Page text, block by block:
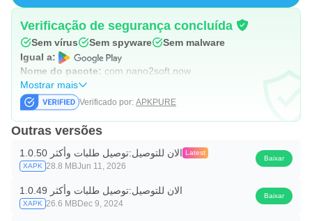
Verificação de segurança concluída
Sem vírus Sem spyware
Sem malware
Igual a:
Nome do pacote: com.nano2soft.now
Mostrar mais
Verificado por: APKPURE
Outras versões
الان للتوصيل:توصيل طلبات وأكثر 1.0.50 Latest
XAPK
28.8 MBJun 11, 2026
Baixar
الان للتوصيل:توصيل طلبات وأكثر 1.0.49
XAPK 26.6 MBDec 9, 2024
Baixar